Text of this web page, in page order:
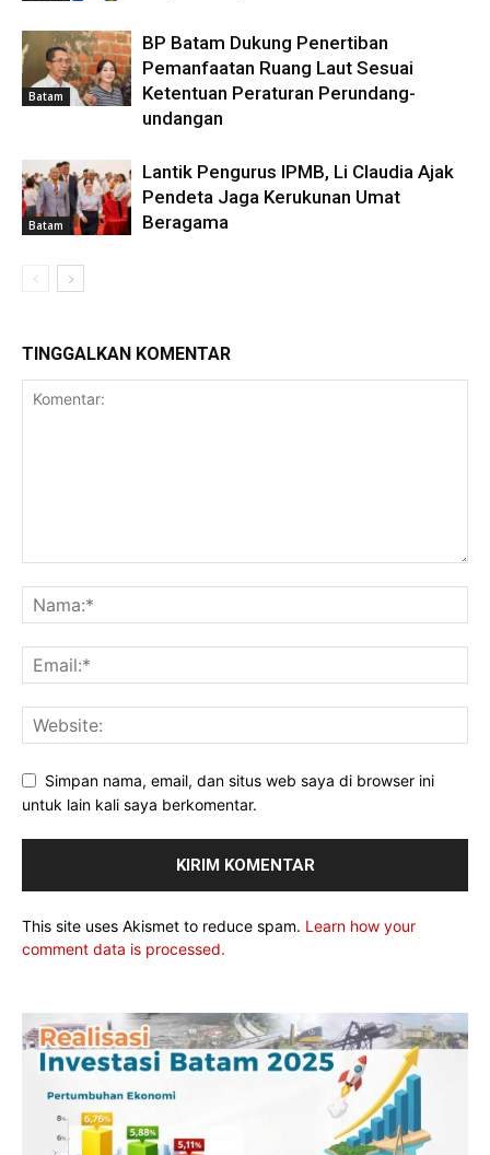
Batam
BP Batam Dukung Penertiban
Pemanfaatan Ruang Laut Sesuai
Ketentuan Peraturan Perundang-
undangan
Batam
Lantik Pengurus IPMB, Li Claudia Ajak
Pendeta Jaga Kerukunan Umat
Beragama
TINGGALKAN KOMENTAR
Simpan nama, email, dan situs web saya di browser ini
untuk lain kali saya berkomentar.
This site uses Akismet to reduce spam. Learn how your
comment data is processed.